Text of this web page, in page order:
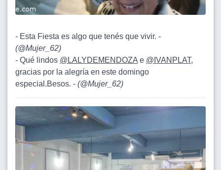
- Esta Fiesta es algo que tenés que vivir. -
(@Mujer_62)
- Qué lindos @LALYDEMENDOZA e @IVANPLAT,
gracias por la alegría en este domingo
especial.Besos. - (@Mujer_62)